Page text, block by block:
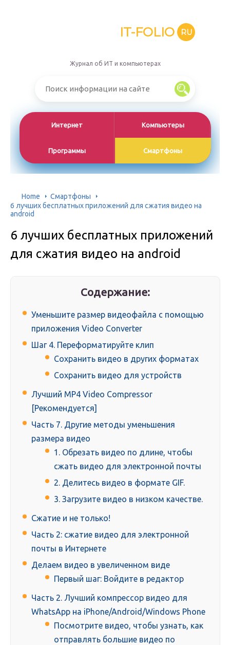
IT-FOLIO RU
Журнал об ИТ и компьютерах
Интернет Компьютеры
Программы Смартфоны
Home
Смартфоны
6 лучших бесплатных приложений для сжатия видео на
android
6 лучших бесплатных приложений
для сжатия видео на android
Содержание:
Уменьшите размер видеофайла с помощью
приложения Video Converter
Шаг 4. Переформатируйте клип
Сохранить видео в других форматах
Сохранить видео для устройств
Лучший MP4 Video Compressor
[Рекомендуется]
Часть 7. Другие методы уменьшения
размера видео
1. Обрезать видео по длине, чтобы
сжать видео для электронной почты
2. Делитесь видео в формате GIF.
3. Загрузите видео в низком качестве.
Сжатие и не только!
Часть 2: сжатие видео для электронной
почты в Интернете
Делаем видео в увеличенном виде
Первый шаг: Войдите в редактор
Часть 2. Лучший компрессор видео для
WhatsApp на iPhone/Android/Windows Phone
Посмотрите видео, чтобы узнать, как
отправлять большие видео по